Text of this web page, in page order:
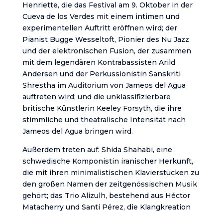
Henriette, die das Festival am 9. Oktober in der
Cueva de los Verdes mit einem intimen und
experimentellen Auftritt eröffnen wird; der
Pianist Bugge Wesseltoft, Pionier des Nu Jazz
und der elektronischen Fusion, der zusammen
mit dem legendären Kontrabassisten Arild
Andersen und der Perkussionistin Sanskriti
Shrestha im Auditorium von Jameos del Agua
auftreten wird; und die unklassifizierbare
britische Künstlerin Keeley Forsyth, die ihre
stimmliche und theatralische Intensität nach
Jameos del Agua bringen wird.
Außerdem treten auf: Shida Shahabi, eine
schwedische Komponistin iranischer Herkunft,
die mit ihren minimalistischen Klavierstücken zu
den großen Namen der zeitgenössischen Musik
gehört; das Trio Alizulh, bestehend aus Héctor
Matacherry und Santi Pérez, die Klangkreation